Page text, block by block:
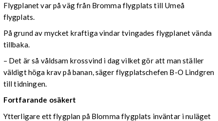
Flygplanet var på väg från Bromma flygplats till Umeå
flygplats.
På grund av mycket kraftiga vindar tvingades flygplanet vända
tillbaka.
– Det är så våldsam krossvind i dag vilket gör att man ställer
väldigt höga krav på banan, säger flygplatschefen B-O Lindgren
till tidningen.
Fortfarande osäkert
Ytterligare ett flygplan på Blomma flygplats inväntar i nuläget